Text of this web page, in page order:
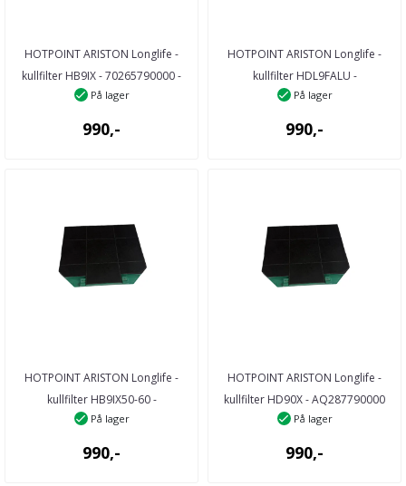
HOTPOINT ARISTON Longlife -
kullfilter HB9IX - 70265790000 -
26579 ...
På lager
990,-
HOTPOINT ARISTON Longlife -
kullfilter HDL9FALU -
70268190000 - 26819 ...
På lager
990,-
HOTPOINT ARISTON Longlife -
kullfilter HB9IX50-60 -
AQ281220000 - ...
På lager
990,-
HOTPOINT ARISTON Longlife -
kullfilter HD90X - AQ287790000
28779 ...
På lager
990,-